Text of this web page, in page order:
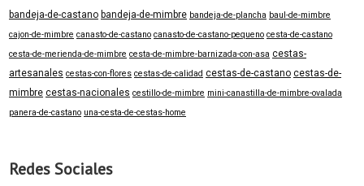
bandeja-de-castano bandeja-de-mimbre bandeja-de-plancha baul-de-mimbre
cajon-de-mimbre canasto-de-castano canasto-de-castano-pequeno cesta-de-castano
cesta-de-merienda-de-mimbre cesta-de-mimbre-barnizada-con-asa cestas-
artesanales cestas-con-flores cestas-de-calidad cestas-de-castano cestas-de-
mimbre cestas-nacionales cestillo-de-mimbre mini-canastilla-de-mimbre-ovalada
panera-de-castano una-cesta-de-cestas-home
Redes Sociales